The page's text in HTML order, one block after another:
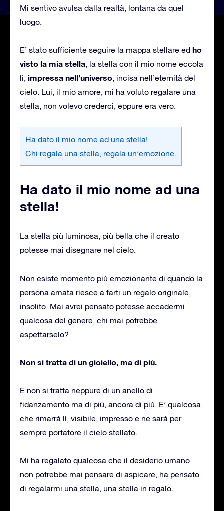
Mi sentivo avulsa dalla realtà, lontana da quel
luogo.
E’ stato sufficiente seguire la mappa stellare ed ho
visto la mia stella, la stella con il mio nome eccola
lì, impressa nell’universo, incisa nell’eternità del
cielo. Lui, il mio amore, mi ha voluto regalare una
stella, non volevo crederci, eppure era vero.
Ha dato il mio nome ad una stella!
Chi regala una stella, regala un’emozione.
Ha dato il mio nome ad una
stella!
La stella più luminosa, più bella che il creato
potesse mai disegnare nel cielo.
Non esiste momento più emozionante di quando la
persona amata riesce a farti un regalo originale,
insolito. Mai avrei pensato potesse accadermi
qualcosa del genere, chi mai potrebbe
aspettarselo?
Non si tratta di un gioiello, ma di più.
E non si tratta neppure di un anello di
fidanzamento ma di più, ancora di più. E’ qualcosa
che rimarrà lì, visibile, impresso e ne sarà per
sempre portatore il cielo stellato.
Mi ha regalato qualcosa che il desiderio umano
non potrebbe mai pensare di aspicare, ha pensato
di regalarmi una stella, una stella in regalo.